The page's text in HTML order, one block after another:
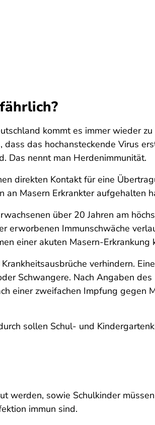
kommt es immer wieder
das hochansteckende Virus
Das nennt man Herdenimmunität.
direkten Kontakt für eine
an Masern Erkrankter aufgehalten
über 20 Jahren am
erworbenen Immunschwäche
einer akuten Masern-Erkrankung
verhindern.
Schwangere. Nach Angaben
einer zweifachen Impfung gegen
sollen Schul- und
werden, sowie Schulkinder
immun sind.